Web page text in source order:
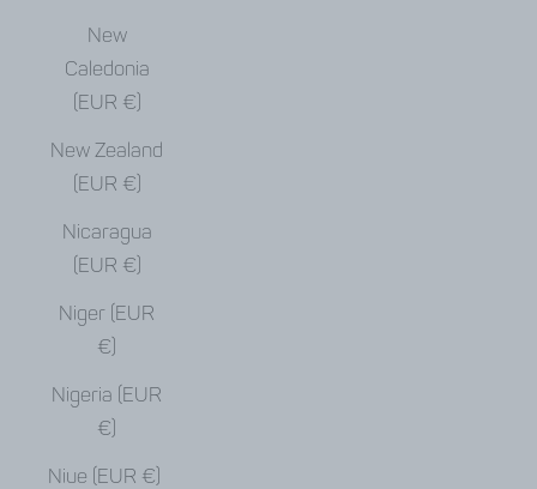
New
Caledonia
(EUR €)
New Zealand
(EUR €)
Nicaragua
(EUR €)
Niger (EUR
€)
Nigeria (EUR
€)
Niue (EUR €)